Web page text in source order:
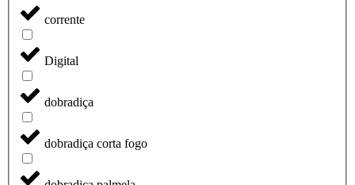
corrente
Digital
dobradiça
dobradiça corta fogo